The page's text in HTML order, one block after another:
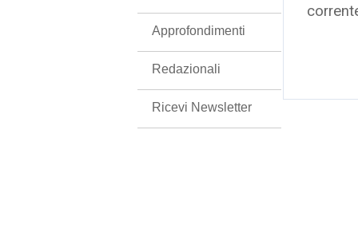
Approfondimenti
Redazionali
Ricevi Newsletter